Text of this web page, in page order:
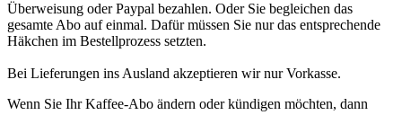
Überweisung oder Paypal bezahlen. Oder Sie begleichen das
gesamte Abo auf einmal. Dafür müssen Sie nur das entsprechende
Häkchen im Bestellprozess setzten.
Bei Lieferungen ins Ausland akzeptieren wir nur Vorkasse.
Wenn Sie Ihr Kaffee-Abo ändern oder kündigen möchten, dann